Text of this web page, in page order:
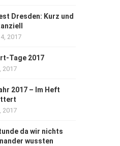
Dresden: Kurz und
2017
Tage 2017
2017
2017 – Im Heft
2017
da wir nichts
wussten